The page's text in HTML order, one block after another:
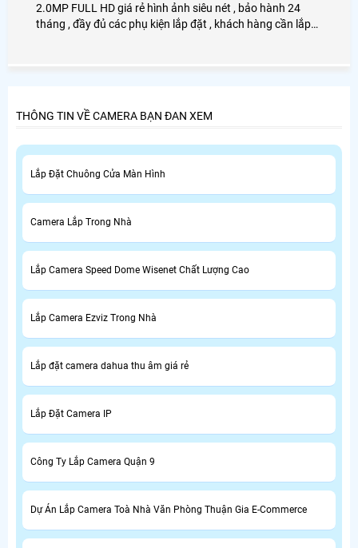
2.0MP FULL HD giá rẻ hình ảnh siêu nét , bảo hành 24
tháng , đầy đủ các phụ kiện lắp đặt , khách hàng cần lắp
THÔNG TIN VỀ CAMERA BẠN ĐAN XEM
Lắp Đặt Chuông Cửa Màn Hình
Camera Lắp Trong Nhà
Lắp Camera Speed Dome Wisenet Chất Lượng Cao
Lắp Camera Ezviz Trong Nhà
Lắp đặt camera dahua thu âm giá rẻ
Lắp Đặt Camera IP
Công Ty Lắp Camera Quận 9
Dự Án Lắp Camera Toà Nhà Văn Phòng Thuận Gia E-Commerce